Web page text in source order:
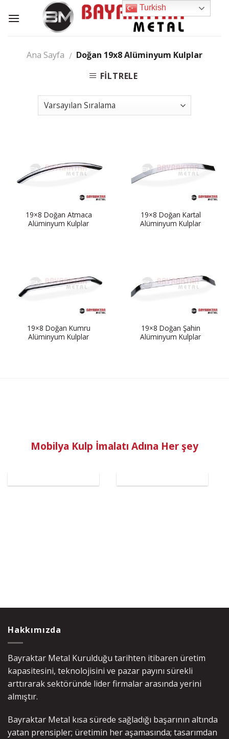
Ana Sayfa / Doğan 19x8 Alüminyum Kulplar
FILTRELE
19×8 Doğan Atmaca
Alüminyum Kulplar
19×8 Doğan Kartal
Alüminyum Kulplar
19×8 Doğan Kumru
Alüminyum Kulplar
19×8 Doğan Şahin
Alüminyum Kulplar
Mobilya Kulp İmalatı Adına Her şey
Hakkımızda
Bayraktar Metal Kurulduğu tarihten itibaren üretim
kapasitesini, teknolojisini ve pazar payını sürekli
arttırarak sektöründe lider firmalar arasında yerini
almıştır.
Bayraktar Metal kısa sürede sağladığı başarının altında
yatan prensipler; üretimin her aşamasında; tasarımdan
Turkish